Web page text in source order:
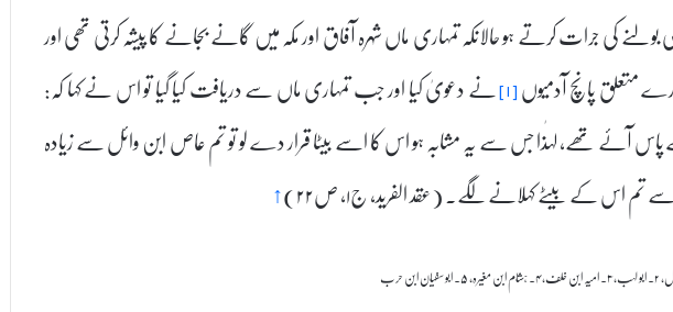
کی جرات کرتے ہو حالانکہ تمہاری ماں شہرہ آفاق اور مکہ میں گانے بجانے کا پیشہ کرتی تھی اور
متعلق پانچ آدمیوں[۱] نے دعویٰ کیا اور جب تمہاری ماں سے دریافت کیا گیا تو اس نے کہا کہ:
آئے تھے، لہٰذا جس سے یہ مشابہ ہو اس کا اسے بیٹا قرار دے لو تو تم عاص ابن وائل سے زیادہ
اس کے بیٹے کہلانے لگے۔ (عقد الفرید، ج۱، ص۲۲)
↑